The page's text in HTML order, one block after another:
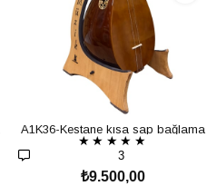
A1K36-Kestane kısa sap bağlama
★ ★ ★ ★ ★
3
₺9.500,00